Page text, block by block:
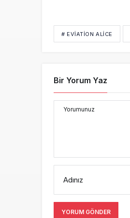
# EVIATION ALICE
Bir Yorum Yaz
Yorumunuz
Adınız
YORUM GÖNDER